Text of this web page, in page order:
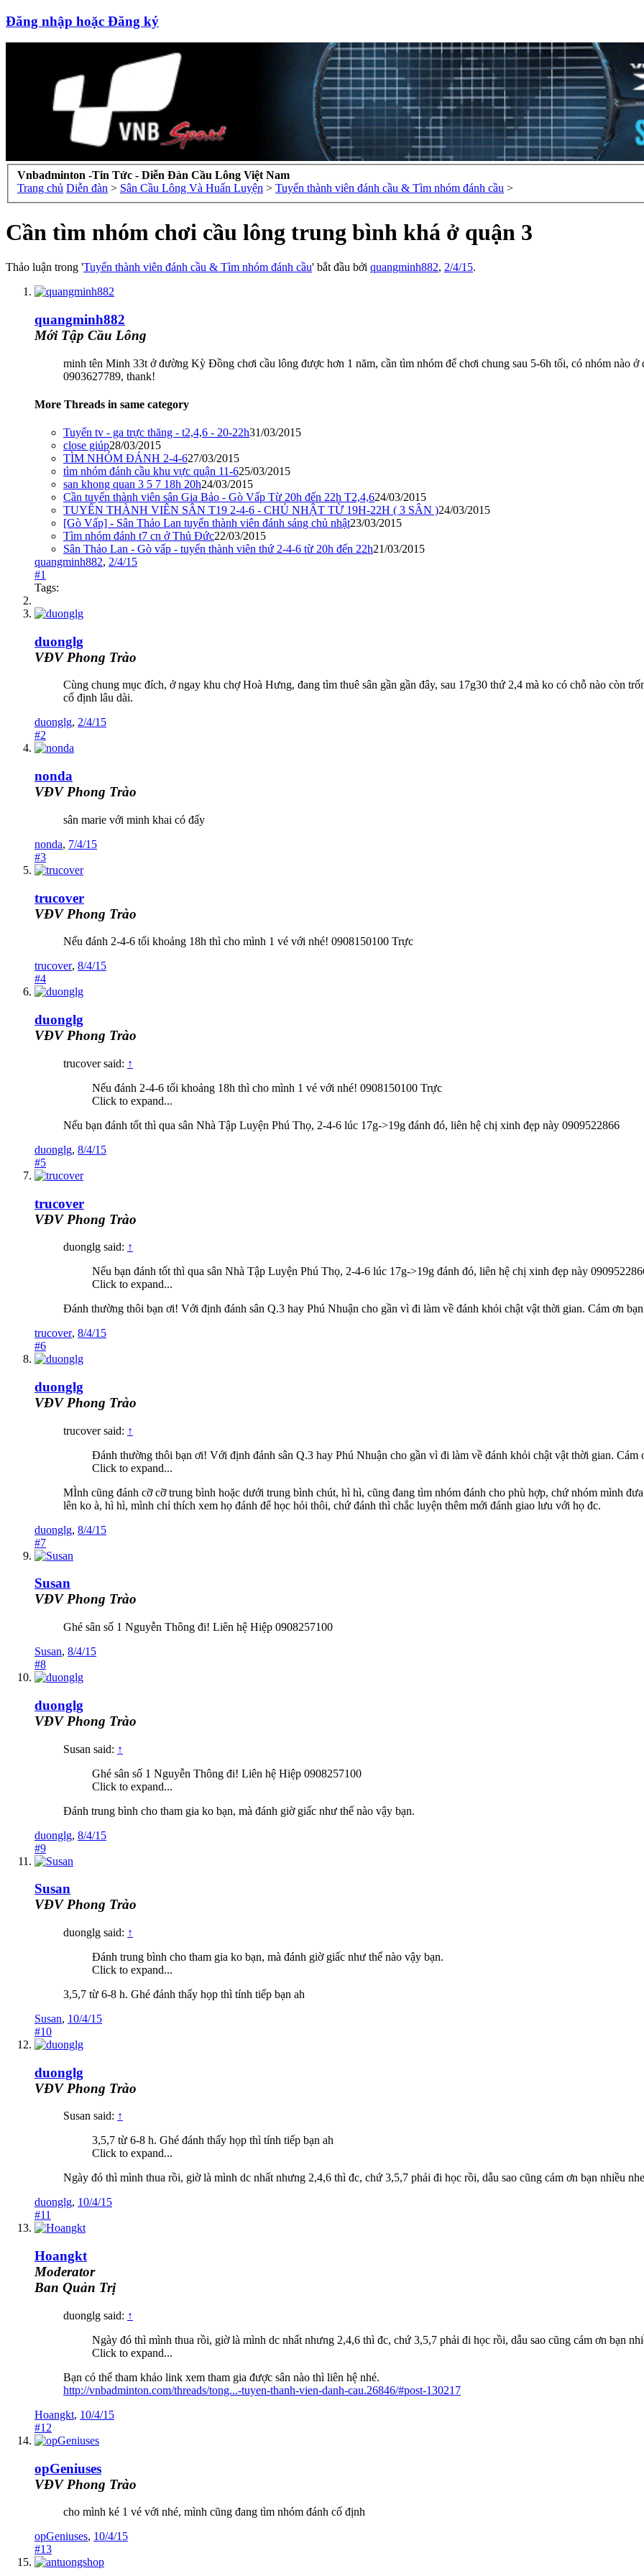
Đăng nhập hoặc Đăng ký
Vnbadminton -Tin Tức - Diễn Đàn Cầu Lông Việt Nam
Trang chủ Diễn đàn > Sân Cầu Lông Và Huấn Luyện > Tuyển thành viên đánh cầu & Tìm nhóm đánh cầu >
Cần tìm nhóm chơi cầu lông trung bình khá ở quận 3
Thảo luận trong 'Tuyển thành viên đánh cầu & Tìm nhóm đánh cầu' bắt đầu bởi quangminh882, 2/4/15.
quangminh882
Mới Tập Cầu Lông
minh tên Minh 33t ở đường Kỳ Đồng chơi cầu lông được hơn 1 năm, cần tìm nhóm để chơi chung sau 5-6h tối, có nhóm nào
0903627789, thank!
More Threads in same category
Tuyển tv - ga trực thăng - t2,4,6 - 20-22h31/03/2015
close giúp28/03/2015
TÌM NHÓM ĐÁNH 2-4-627/03/2015
tìm nhóm đánh cầu khu vực quận 11-625/03/2015
san khong quan 3 5 7 18h 20h24/03/2015
Cần tuyển thành viên sân Gia Bảo - Gò Vấp Từ 20h đến 22h T2,4,624/03/2015
TUYỂN THÀNH VIÊN SÂN T19 2-4-6 - CHỦ NHẬT TỪ 19H-22H ( 3 SÂN )24/03/2015
[Gò Vấp] - Sân Thảo Lan tuyển thành viên đánh sáng chủ nhật23/03/2015
Tìm nhóm đánh t7 cn ở Thủ Đức22/03/2015
Sân Thảo Lan - Gò vấp - tuyển thành viên thứ 2-4-6 từ 20h đến 22h21/03/2015
quangminh882, 2/4/15
#1
Tags:
duonglg
VĐV Phong Trào
Cùng chung mục đích, ở ngay khu chợ Hoà Hưng, đang tìm thuê sân gần gần đây, sau 17g30 thứ 2,4 mà ko có chỗ nào còn
cố định lâu dài.
duonglg, 2/4/15
#2
nonda
VĐV Phong Trào
sân marie với minh khai có đấy
nonda, 7/4/15
#3
trucover
VĐV Phong Trào
Nếu đánh 2-4-6 tối khoảng 18h thì cho mình 1 vé với nhé! 0908150100 Trực
trucover, 8/4/15
#4
duonglg
VĐV Phong Trào
trucover said: ↑
Nếu đánh 2-4-6 tối khoảng 18h thì cho mình 1 vé với nhé! 0908150100 Trực
Click to expand...
Nếu bạn đánh tốt thì qua sân Nhà Tập Luyện Phú Thọ, 2-4-6 lúc 17g->19g đánh đó, liên hệ chị xinh đẹp này 0909522866
duonglg, 8/4/15
#5
trucover
VĐV Phong Trào
duonglg said: ↑
Nếu bạn đánh tốt thì qua sân Nhà Tập Luyện Phú Thọ, 2-4-6 lúc 17g->19g đánh đó, liên hệ chị xinh đẹp này
Click to expand...
Đánh thường thôi bạn ơi! Với định đánh sân Q.3 hay Phú Nhuận cho gần vì đi làm về đánh khỏi chật vật thời gian. Cám ơn
trucover, 8/4/15
#6
duonglg
VĐV Phong Trào
trucover said: ↑
Đánh thường thôi bạn ơi! Với định đánh sân Q.3 hay Phú Nhuận cho gần vì đi làm về đánh khỏi chật vật thời gian. Cám
Click to expand...
MÌnh cũng đánh cỡ cỡ trung bình hoặc dưới trung bình chút, hì hì, cũng đang tìm nhóm đánh cho phù hợp, chứ nhóm mình
lên ko à, hì hì, mình chỉ thích xem họ đánh để học hỏi thôi, chứ đánh thì chắc luyện thêm mới đánh giao lưu với họ đc.
duonglg, 8/4/15
#7
Susan
VĐV Phong Trào
Ghé sân số 1 Nguyễn Thông đi! Liên hệ Hiệp 0908257100
Susan, 8/4/15
#8
duonglg
VĐV Phong Trào
Susan said: ↑
Ghé sân số 1 Nguyễn Thông đi! Liên hệ Hiệp 0908257100
Click to expand...
Đánh trung bình cho tham gia ko bạn, mà đánh giờ giấc như thế nào vậy bạn.
duonglg, 8/4/15
#9
Susan
VĐV Phong Trào
duonglg said: ↑
Đánh trung bình cho tham gia ko bạn, mà đánh giờ giấc như thế nào vậy bạn.
Click to expand...
3,5,7 từ 6-8 h. Ghé đánh thấy họp thì tính tiếp bạn ah
Susan, 10/4/15
#10
duonglg
VĐV Phong Trào
Susan said: ↑
3,5,7 từ 6-8 h. Ghé đánh thấy họp thì tính tiếp bạn ah
Click to expand...
Ngày đó thì mình thua rồi, giờ là mình dc nhất nhưng 2,4,6 thì đc, chứ 3,5,7 phải đi học rồi, dẫu sao cũng cám ơn bạn nhiều
duonglg, 10/4/15
#11
Hoangkt
Moderator
Ban Quản Trị
duonglg said: ↑
Ngày đó thì mình thua rồi, giờ là mình dc nhất nhưng 2,4,6 thì đc, chứ 3,5,7 phải đi học rồi, dẫu sao cũng cám ơn bạn
Click to expand...
Bạn có thể tham khảo link xem tham gia được sân nào thì liên hệ nhé.
http://vnbadminton.com/threads/tong...-tuyen-thanh-vien-danh-cau.26846/#post-130217
Hoangkt, 10/4/15
#12
opGeniuses
VĐV Phong Trào
cho mình ké 1 vé với nhé, mình cũng đang tìm nhóm đánh cố định
opGeniuses, 10/4/15
#13